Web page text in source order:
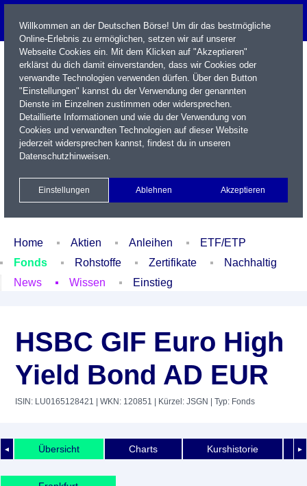
Name / WKN / ISIN / Kürzel
Xetra Realtime
Watchlist Portfolio Login
Home Aktien Anleihen
ETF/ETP
Fonds
Rohstoffe Zertifikate
Nachhaltig
News
Wissen Einstieg
HSBC GIF Euro High
Yield Bond AD EUR
ISIN: LU0165128421 | WKN: 120851 | Kürzel: JSGN | Typ: Fonds
◄ ►
Übersicht Charts Kurshistorie
Willkommen an der Deutschen Börse! Um dir das bestmögliche
Online-Erlebnis zu ermöglichen, setzen wir auf unserer
Webseite Cookies ein. Mit dem Klicken auf "Akzeptieren"
erklärst du dich damit einverstanden, dass wir Cookies oder
verwandte Technologien verwenden dürfen. Über den Button
"Einstellungen" kannst du der Verwendung der genannten
Dienste im Einzelnen zustimmen oder widersprechen.
Detaillierte Informationen und wie du der Verwendung von
Cookies und verwandten Technologien auf dieser Website
jederzeit widersprechen kannst, findest du in unseren
Datenschutzhinweisen.
Einstellungen Ablehnen Akzeptieren